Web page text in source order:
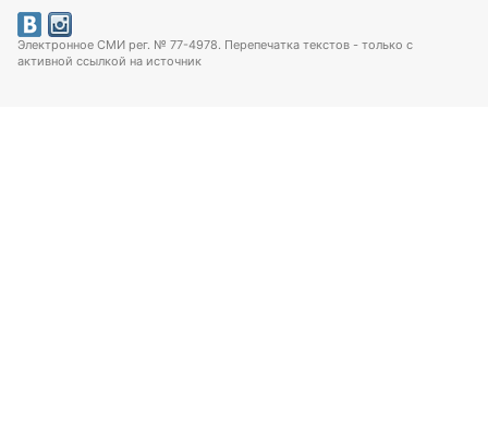
Электронное СМИ рег. № 77-4978. Перепечатка текстов - только с
активной ссылкой на источник